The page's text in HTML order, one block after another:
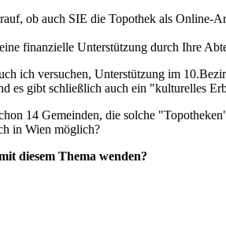
ob auch SIE die Topothek als Online-
finanzielle Unterstützung durch Ihre
ich versuchen, Unterstützung im
es gibt schließlich auch ein "kulturelles
14 Gemeinden, die solche
in Wien möglich?
diesem Thema wenden?